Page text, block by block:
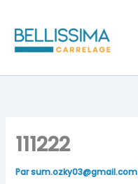
contenu
111222
Parsum.ozky03@gmail.com